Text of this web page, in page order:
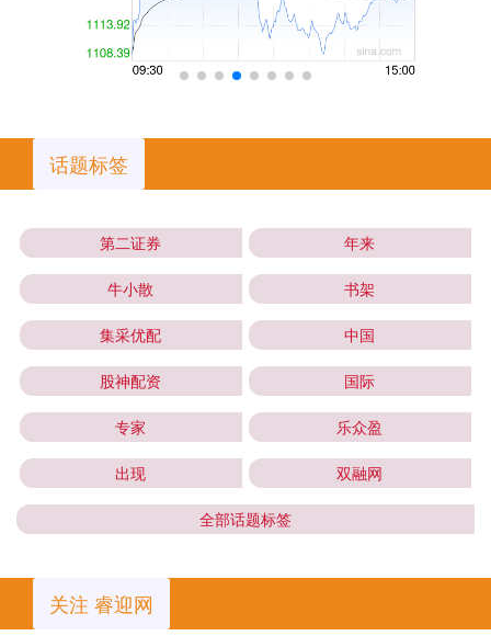
话题标签
第二证券 年来
牛小散 书架
集采优配 中国
股神配资 国际
专家 乐众盈
出现 双融网
全部话题标签
关注 睿迎网